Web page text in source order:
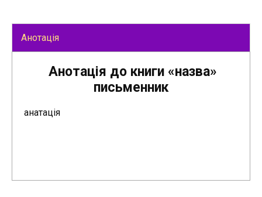
Анотація
Анотація до книги «назва»
письменник
анатація